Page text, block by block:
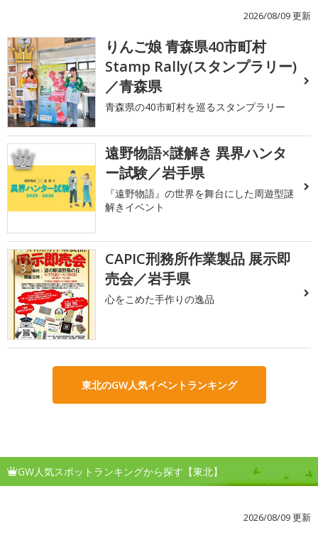
2026/08/09 更新
1
りんご娘 青森県40市町村
Stamp Rally(スタンプラリー)
／青森県
青森県の40市町村を巡るスタンプラリー
2
遠野物語×謎解き 異界ハンタ
ー試験／岩手県
『遠野物語』の世界を舞台にした周遊型謎
解きイベント
3
CAPIC刑務所作業製品 展示即
売会／岩手県
心をこめた手作りの逸品
東北のGW人気イベントランキング
GW人気スポットランキングから探す【東北】
2026/08/09 更新